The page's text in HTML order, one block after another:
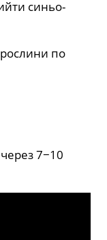
синьо-
по
7−10